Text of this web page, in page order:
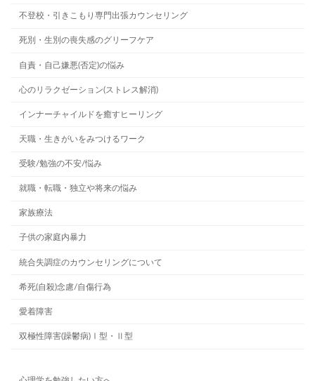
不登校・引きこもり専門出張カウンセリング
死別・生別の喪失感のグリーフケア
自責・自己嫌悪(否定)の悩み
心のリラクゼーション(ストレス解消)
インナーチャイルドを癒すヒーリング
天職・生きがいをみつけるワーク
受験/勉強の不安/悩み
就職・転職・独立や将来の悩み
家族療法
子供の家庭内暴力
統合失調症のカウンセリングについて
希死(自殺)念慮/自傷行為
愛着障害
双極性障害(躁鬱病)Ⅰ型・Ⅱ型